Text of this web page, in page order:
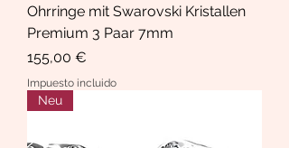
Ohrringe mit Swarovski Kristallen
Premium 3 Paar 7mm
Precio
155,00 €
Impuesto incluido
Neu